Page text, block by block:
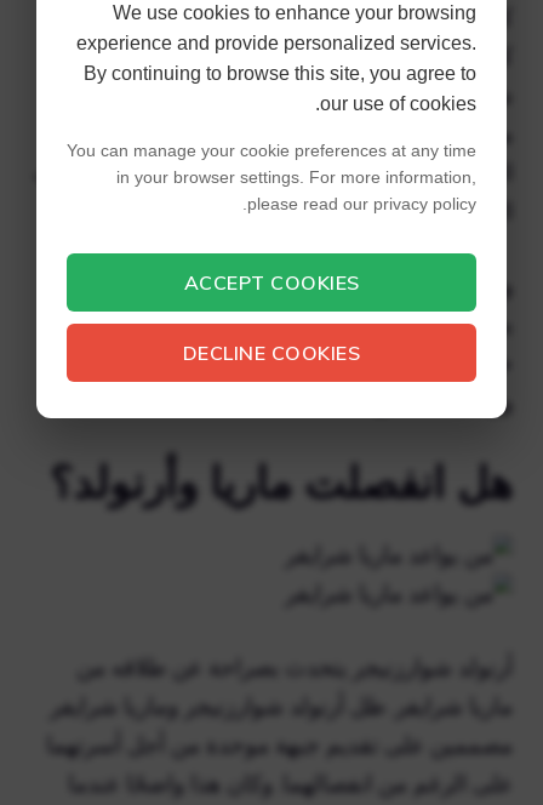
We use cookies to enhance your browsing
experience and provide personalized services.
By continuing to browse this site, you agree to
our use of cookies.
You can manage your cookie preferences at any time
in your browser settings. For more information,
please read our privacy policy.
ACCEPT COOKIES
DECLINE COOKIES
كاثرين، كريستينا، باتريك وكريستوفر. بدا أن عائلتهم
كانت مزدهرة حتى عام 2011، عندما علم أن أرنولد
شوارزنيجر قد أنجب ابنًا اسمه جوزيف باينا من
الوحي إلى انفصال الزوجين، وتقدمت شرايفر بطلب
الطلاق بعد فترة وجيزة.
وتم الانتهاء من إجراءات الطلاق بعد عشر سنوات،
بعد فترة طويلة من الزمن. على الرغم من العقبات،
حافظ شوارزنيجر وشرايفر على هويتين منفصلتين
وواصلا مساعيهما.
هل انفصلت ماريا وأرنولد؟
أرنولد شوارزنيجر يتحدث بصراحة عن طلاقه من
ماريا شرايفر. ظل أرنولد شوارزنيجر وماريا شرايفر
مصممين على تقديم جبهة موحدة من أجل أسرتهما
على الرغم من انفصالهما. وكان هذا واضحًا عندما